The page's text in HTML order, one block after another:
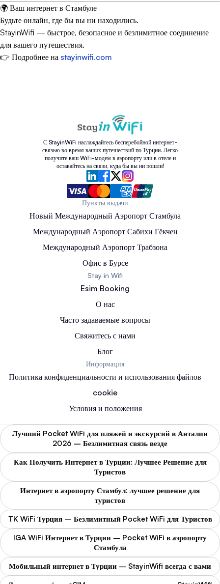
🌍 Ваш интернет в Стамбуле
Будьте онлайн, где бы вы ни находились.
StayinWifi — быстрое, безопасное и безлимитное соединение
для вашего путешествия.
👉 Подробнее на stayinwifi.com
С StayinWiFi наслаждайтесь бесперебойной интернет-
связью во время ваших путешествий по Турции. Легко
получите ваш WiFi-модем в аэропорту или в отеле и
оставайтесь на связи, куда бы вы ни пошли!
Пункты выдачи
Новый Международный Аэропорт Стамбула
Международный Аэропорт Сабихи Гёкчен
Международный Аэропорт Трабзона
Офис в Бурсе
Stay in Wifi
Esim Booking
О нас
Часто задаваемые вопросы
Свяжитесь с нами
Блог
Информация
Политика конфиденциальности и использования файлов
cookie
Условия и положения
Лучший Pocket WiFi для пляжей и экскурсий в Анталии
2026 – Безлимитная связь везде
Как Получить Интернет в Турции: Лучшее Решение для
Туристов
Интернет в аэропорту Стамбул: лучшее решение для
туристов
TK WiFi Турция – Безлимитный Pocket WiFi для Туристов
IGA WiFi Интернет в Турции – Pocket WiFi в аэропорту
Стамбула
Мобильный интернет в Турции – StayinWifi всегда с вами